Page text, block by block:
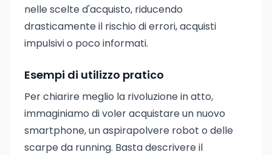
nelle scelte d'acquisto, riducendo
drasticamente il rischio di errori, acquisti
impulsivi o poco informati.
Esempi di utilizzo pratico
Per chiarire meglio la rivoluzione in atto,
immaginiamo di voler acquistare un nuovo
smartphone, un aspirapolvere robot o delle
scarpe da running. Basta descrivere il